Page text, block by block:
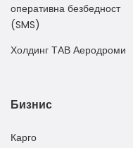
оперативна безбедност
(SMS)
Холдинг ТАВ Аеродроми
Бизнис
Карго